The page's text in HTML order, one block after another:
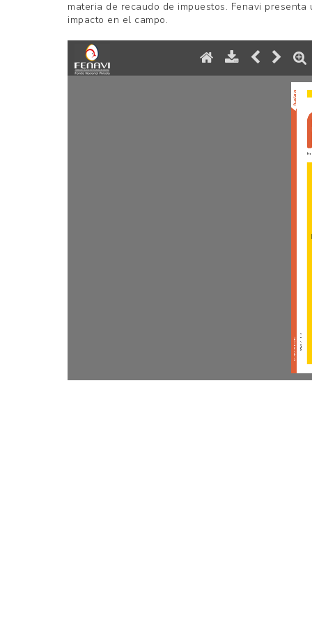
AVICULTORES
DE
COLOMBIA
materia de recaudo de impuestos. Fenavi
impacto en el campo.